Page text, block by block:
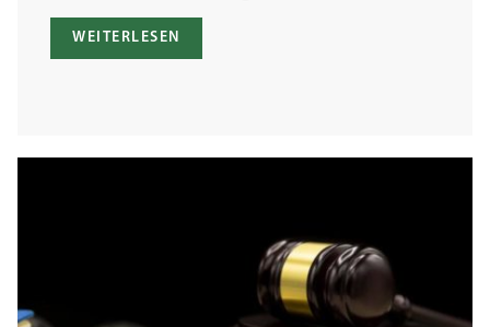
WEITERLESEN